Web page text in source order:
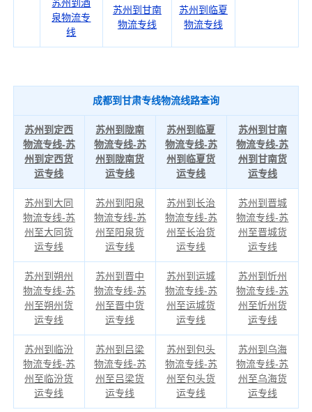
苏州到酒
泉物流专
线
苏州到甘南
物流专线
苏州到临夏
物流专线
成都到甘肃专线物流线路查询
苏州到定西
物流专线-苏
州到定西货
运专线
苏州到陇南
物流专线-苏
州到陇南货
运专线
苏州到临夏
物流专线-苏
州到临夏货
运专线
苏州到甘南
物流专线-苏
州到甘南货
运专线
苏州到大同
物流专线-苏
州至大同货
运专线
苏州到阳泉
物流专线-苏
州至阳泉货
运专线
苏州到长治
物流专线-苏
州至长治货
运专线
苏州到晋城
物流专线-苏
州至晋城货
运专线
苏州到朔州
物流专线-苏
州至朔州货
运专线
苏州到晋中
物流专线-苏
州至晋中货
运专线
苏州到运城
物流专线-苏
州至运城货
运专线
苏州到忻州
物流专线-苏
州至忻州货
运专线
苏州到临汾
物流专线-苏
州至临汾货
运专线
苏州到吕梁
物流专线-苏
州至吕梁货
运专线
苏州到包头
物流专线-苏
州至包头货
运专线
苏州到乌海
物流专线-苏
州至乌海货
运专线